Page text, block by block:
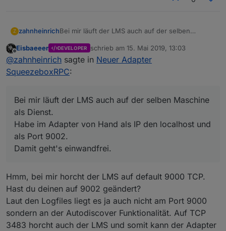
Z zahnheinrichBei mir läuft der LMS auch auf der selben
Habe im Adapter von Hand als IP den localhost
und als Port 9002.
Damit geht's einwandfrei.
Offline
Eisbaeeer DEVELOPER schrieb am 15. Mai 2019, 13:03
zuletzt editiert von
@zahnheinrich sagte in Neuer Adapter
SqueezeboxRPC:
Bei mir läuft der LMS auch auf der selben Maschine
als Dienst.
Habe im Adapter von Hand als IP den localhost und
als Port 9002.
Damit geht's einwandfrei.
Hmm, bei mir horcht der LMS auf default 9000 TCP.
Hast du deinen auf 9002 geändert?
Laut den Logfiles liegt es ja auch nicht am Port 9000
sondern an der Autodiscover Funktionalität. Auf TCP
3483 horcht auch der LMS und somit kann der Adapter